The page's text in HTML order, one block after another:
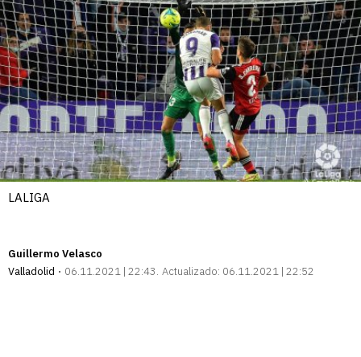
LALIGA
Guillermo Velasco
Valladolid
06.11.2021 | 22:43 Actualizado: 06.11.2021 | 22:52